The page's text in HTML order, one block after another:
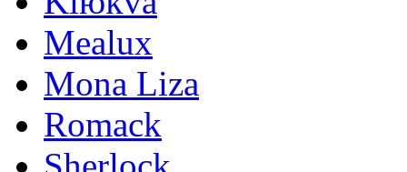
Mealux
Mona Liza
Romack